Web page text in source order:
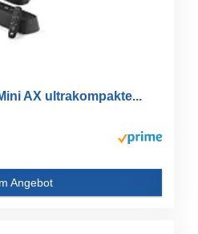
AX ultrakompakte...
Angebot